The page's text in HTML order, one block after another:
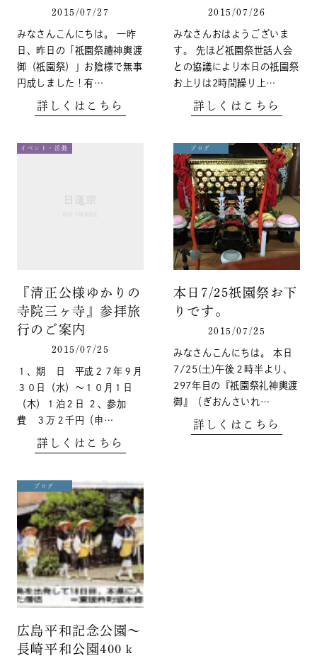
2015/07/27
みなさんこんにちは。 一昨
日、昨日の「祇園祭禮神輿渡
御（祇園祭）」お陰様で無事
円成しました！有…
詳しくはこちら
2015/07/26
みなさんおはようございま
す。 先ほど祇園祭世話人会
との協議により本日の祇園祭
お上りは2時間繰り上…
詳しくはこちら
イベント・活動
『清正公様ゆかりの
寺院三ヶ寺』参拝旅
行のご案内
2015/07/25
１、期 日 平成２７年９月
３０日（水）〜１０月１日
（木）１泊２日 ２、参加
費 ３万２千円（申…
詳しくはこちら
ブログ
本日7/25祇園祭お下
りです。
2015/07/25
みなさんこんにちは。 本日
7/25(土)午後２時半より、
297年目の『祇園祭礼神輿渡
御』（ぎおんさいれ…
詳しくはこちら
ブログ
広島平和記念公園〜
長崎平和公園400ｋ